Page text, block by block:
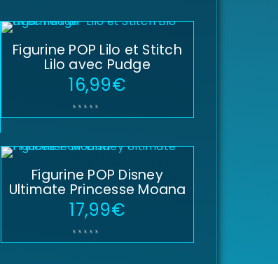
Figurine POP Lilo et Stitch
Lilo avec Pudge
16,99€
Figurine POP Disney
Ultimate Princesse Moana
17,99€